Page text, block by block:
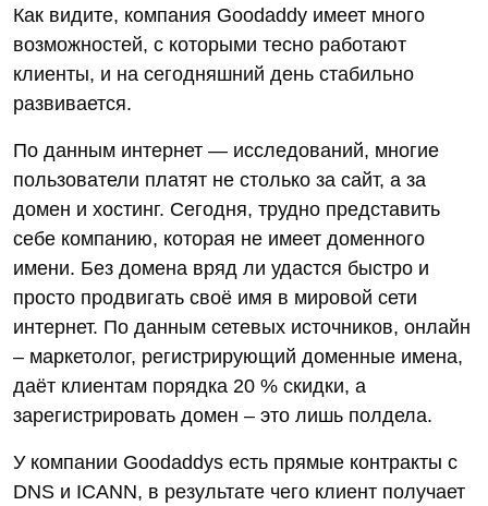
Как видите, компания Goodaddy имеет много
возможностей, с которыми тесно работают
клиенты, и на сегодняшний день стабильно
развивается.
По данным интернет — исследований, многие
пользователи платят не столько за сайт, а за
домен и хостинг. Сегодня, трудно представить
себе компанию, которая не имеет доменного
имени. Без домена вряд ли удастся быстро и
просто продвигать своё имя в мировой сети
интернет. По данным сетевых источников, онлайн
– маркетолог, регистрирующий доменные имена,
даёт клиентам порядка 20 % скидки, а
зарегистрировать домен – это лишь полдела.
У компании Goodaddys есть прямые контракты с
DNS и ICANN, в результате чего клиент получает